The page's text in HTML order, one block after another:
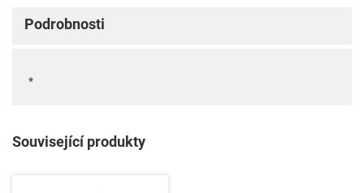
Podrobnosti
*
Související produkty